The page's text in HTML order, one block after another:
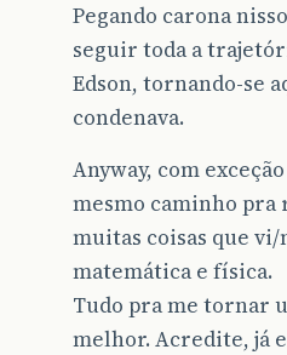
Pegando carona
seguir toda a
Edson, tornando-se
condenava.
Anyway, com
mesmo caminho
muitas coisas que
matemática e física.
Tudo pra me tornar
melhor. Acredite, já